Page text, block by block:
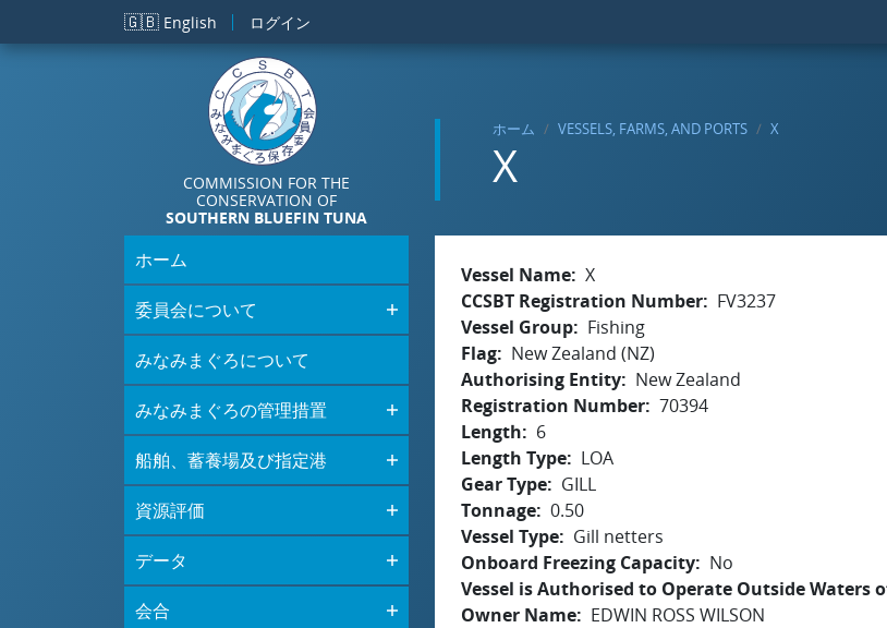
メインコンテンツに移動
🇬🇧 English ログイン
COMMISSION FOR THE
CONSERVATION OF
SOUTHERN BLUEFIN TUNA
ホーム VESSELS, FARMS, AND PORTS X
X
ホーム
委員会について
みなみまぐろについて
みなみまぐろの管理措置
船舶、蓄養場及び指定港
資源評価
データ
会合
Vessel Name X
CCSBT Registration Number
FV3237
Vessel Group
Fishing
Flag
New Zealand (NZ)
Authorising Entity
New Zealand
Registration Number 70394
Length
6
Length Type
LOA
Gear Type
GILL
Tonnage 0.50
Vessel Type
Gill netters
Onboard Freezing Capacity
No
Vessel is Authorised to Operate Outside Waters
Owner Name
EDWIN ROSS WILSON